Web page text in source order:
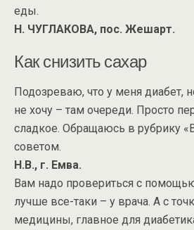
еды.
Н. ЧУГЛАКОВА, пос. Жешарт.
Как снизить сахар
Подозреваю, что у меня диабет,
не хочу – там очереди. Просто
сладкое. Обращаюсь в рубрику
советом.
Н.В., г. Емва.
Вам надо провериться с
лучше все-таки – у врача. А с
медицины, главное для